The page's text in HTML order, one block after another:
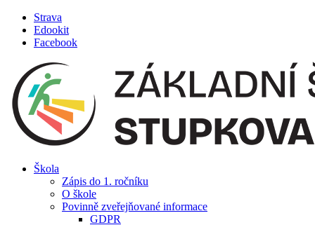
Přejít
obsahu
Strava
Edookit
Facebook
Škola
Zápis do 1. ročníku
O škole
Povinně zveřejňované informace
GDPR